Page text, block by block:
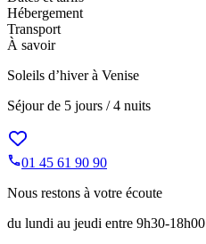
Hébergement
Transport
À savoir
Soleils d’hiver à Venise
Séjour de 5 jours / 4 nuits
01 45 61 90 90
Nous restons à votre écoute
du lundi au jeudi entre 9h30-18h00